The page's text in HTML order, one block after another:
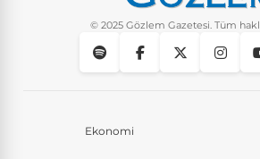
© 2025 Gözlem Gazetesi. Tüm
Ekonomi